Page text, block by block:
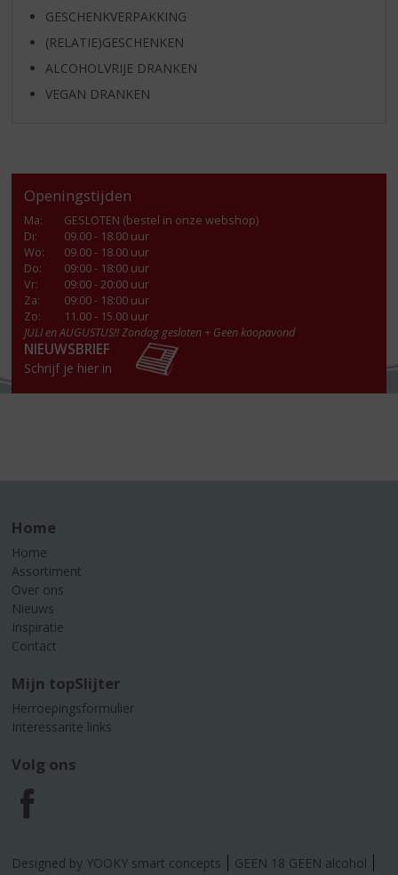
GESCHENKVERPAKKING
(RELATIE)GESCHENKEN
ALCOHOLVRIJE DRANKEN
VEGAN DRANKEN
Openingstijden
Ma:
GESLOTEN (bestel in onze webshop)
Di:
09.00 - 18.00 uur
Wo:
09.00 - 18.00 uur
Do:
09:00 - 18:00 uur
Vr:
09:00 - 20:00 uur
Za:
09:00 - 18:00 uur
Zo:
11.00 - 15.00 uur
JULI en AUGUSTUS!! Zondag gesloten + Geen koopavond
NIEUWSBRIEF
Schrijf je hier in
Home
Home
Assortiment
Over ons
Nieuws
Inspiratie
Contact
Mijn topSlijter
Herroepingsformulier
Interessante links
Volg ons
F
a
Designed by YOOKY smart concepts GEEN 18 GEEN alcohol